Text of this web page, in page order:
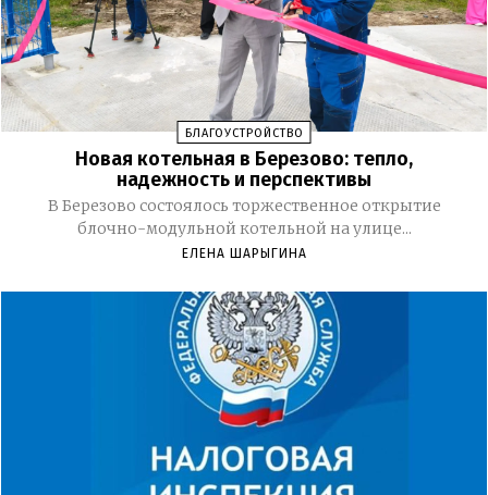
БЛАГОУСТРОЙСТВО
Новая котельная в Березово: тепло,
надежность и перспективы
В Березово состоялось торжественное открытие
блочно-модульной котельной на улице...
ЕЛЕНА ШАРЫГИНА